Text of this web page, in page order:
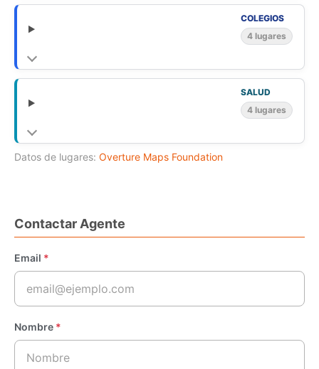
COLEGIOS
4 lugares
SALUD
4 lugares
Datos de lugares: Overture Maps Foundation
Contactar Agente
Email *
Nombre *